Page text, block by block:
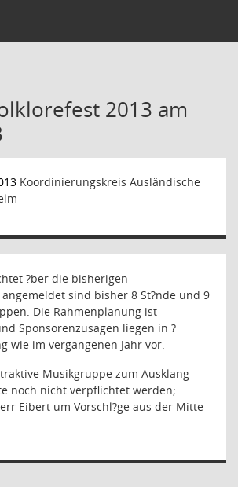
2013 am
Koordinierungskreis Ausländische
?ber die bisherigen
sind bisher 8 St?nde und 9
Die Rahmenplanung ist
Sponsorenzusagen liegen in ?
wie im vergangenen Jahr vor.
Musikgruppe zum Ausklang
noch nicht verpflichtet werden;
Eibert um Vorschl?ge aus der Mitte